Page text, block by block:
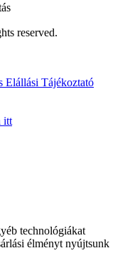
reserved.
Elállási Tájékoztató
itt
technológiákat
élményt nyújtsunk